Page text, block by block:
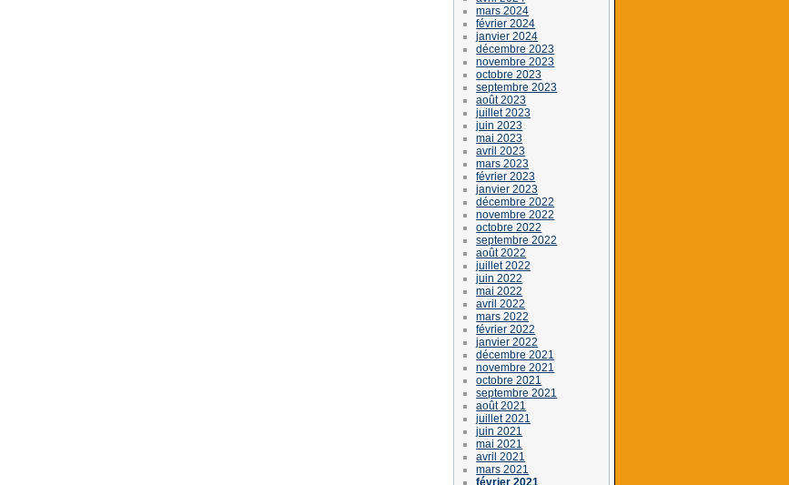
mars 2024
février 2024
janvier 2024
décembre 2023
novembre 2023
octobre 2023
septembre 2023
août 2023
juillet 2023
juin 2023
mai 2023
avril 2023
mars 2023
février 2023
janvier 2023
décembre 2022
novembre 2022
octobre 2022
septembre 2022
août 2022
juillet 2022
juin 2022
mai 2022
avril 2022
mars 2022
février 2022
janvier 2022
décembre 2021
novembre 2021
octobre 2021
septembre 2021
août 2021
juillet 2021
juin 2021
mai 2021
avril 2021
mars 2021
février 2021